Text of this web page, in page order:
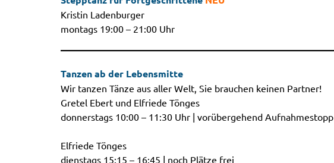
Kristin Ladenburger
montags 19:00 – 21:00 Uhr
Tanzen ab der Lebensmitte
Wir tanzen Tänze aus aller Welt, Sie brauchen keinen Partner!
Gretel Ebert und Elfriede Tönges
donnerstags 10:00 – 11:30 Uhr | vorübergehend Aufnahmestopp
Elfriede Tönges
dienstags 15:15 – 16:45 | noch Plätze frei